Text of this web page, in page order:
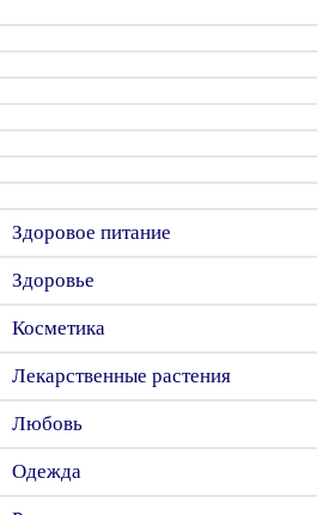
Здоровое питание
Здоровье
Косметика
Лекарственные растения
Любовь
Одежда